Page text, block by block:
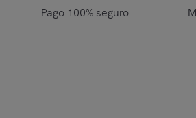
Pago 100% seguro